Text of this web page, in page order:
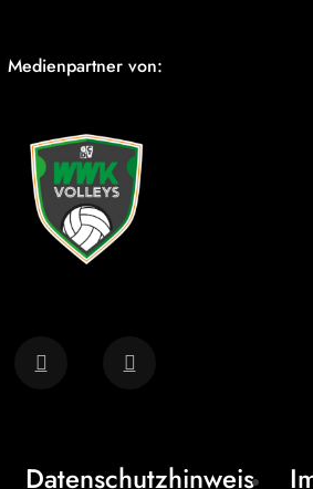
Medienpartner von:
Datenschutzhinweis